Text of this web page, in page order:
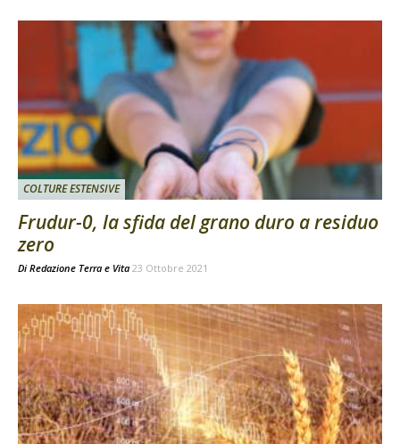
COLTURE ESTENSIVE
Frudur-0, la sfida del grano duro a residuo
zero
Di Redazione Terra e Vita 23 Ottobre 2021